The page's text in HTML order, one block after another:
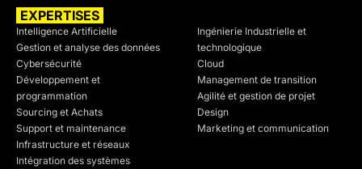
EXPERTISES
Intelligence Artificielle
Gestion et analyse des données
Cybersécurité
Développement et
programmation
Sourcing et Achats
Support et maintenance
Infrastructure et réseaux
Intégration des systèmes
Ingénierie Industrielle et
technologique
Cloud
Management de transition
Agilité et gestion de projet
Design
Marketing et communication